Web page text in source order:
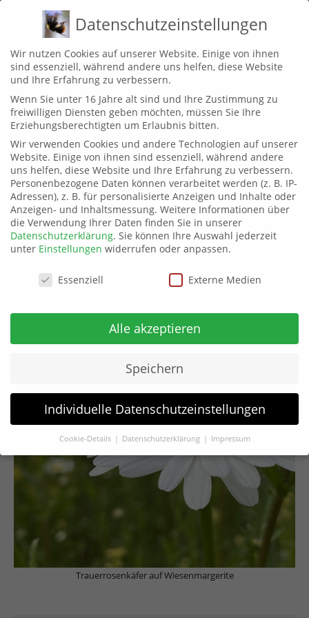
MENÜ
NEKTAR UND POLLE
EIN BLOG VOM WILDBIENENBALKON
Was fliegt hier?
An dieser Stelle gibt es bald eine Liste meiner Insekten-
Beobachtungen auf dem Balkon. Bitte habt noch etwas Geduld.
Trauerrosenkäfer auf Wiesenmargerite
Datenschutzeinstellungen
Wir nutzen Cookies auf unserer Website. Einige von ihnen
sind essenziell, während andere uns helfen, diese Website
und Ihre Erfahrung zu verbessern.
Wenn Sie unter 16 Jahre alt sind und Ihre Zustimmung zu
freiwilligen Diensten geben möchten, müssen Sie Ihre
Erziehungsberechtigten um Erlaubnis bitten.
Wir verwenden Cookies und andere Technologien auf unserer
Website. Einige von ihnen sind essenziell, während andere
uns helfen, diese Website und Ihre Erfahrung zu verbessern.
Personenbezogene Daten können verarbeitet werden (z. B. IP-
Adressen), z. B. für personalisierte Anzeigen und Inhalte oder
Anzeigen- und Inhaltsmessung. Weitere Informationen über
die Verwendung Ihrer Daten finden Sie in unserer
Datenschutzerklärung. Sie können Ihre Auswahl jederzeit
unter Einstellungen widerrufen oder anpassen.
Datenschutzeinstellungen
Essenziell Externe Medien
Alle akzeptieren
Speichern
Individuelle Datenschutzeinstellungen
Cookie-Details Datenschutzerklärung Impressum
Datenschutzeinstellungen
Wenn Sie unter 16 Jahre alt sind und Ihre Zustimmung zu
freiwilligen Diensten geben möchten, müssen Sie Ihre
Erziehungsberechtigten um Erlaubnis bitten.
Wir verwenden Cookies und andere Technologien auf unserer
Website. Einige von ihnen sind essenziell, während andere
uns helfen, diese Website und Ihre Erfahrung zu verbessern.
Personenbezogene Daten können verarbeitet werden (z. B. IP-